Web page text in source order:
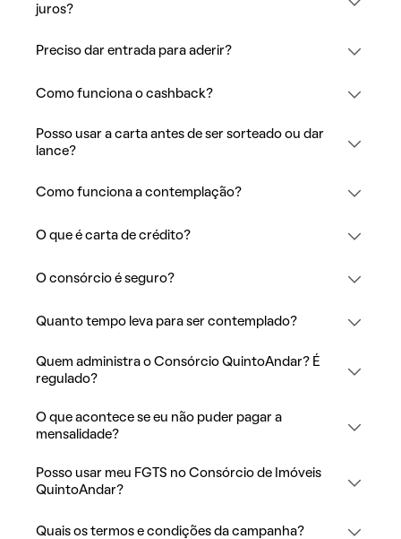
juros?
Preciso dar entrada para aderir?
Como funciona o cashback?
Posso usar a carta antes de ser sorteado ou dar
lance?
Como funciona a contemplação?
O que é carta de crédito?
O consórcio é seguro?
Quanto tempo leva para ser contemplado?
Quem administra o Consórcio QuintoAndar? É
regulado?
O que acontece se eu não puder pagar a
mensalidade?
Posso usar meu FGTS no Consórcio de Imóveis
QuintoAndar?
Quais os termos e condições da campanha?